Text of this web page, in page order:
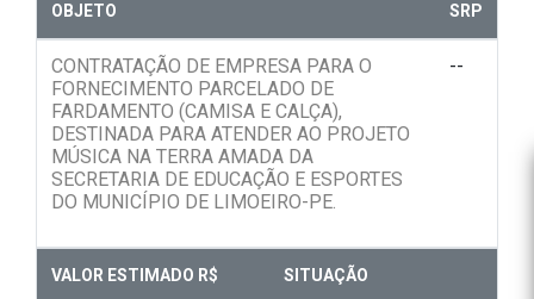
OBJETO SRP
CONTRATAÇÃO DE EMPRESA PARA O
FORNECIMENTO PARCELADO DE
FARDAMENTO (CAMISA E CALÇA),
DESTINADA PARA ATENDER AO PROJETO
MÚSICA NA TERRA AMADA DA
SECRETARIA DE EDUCAÇÃO E ESPORTES
DO MUNICÍPIO DE LIMOEIRO-PE.
--
VALOR ESTIMADO R$ SITUAÇÃO